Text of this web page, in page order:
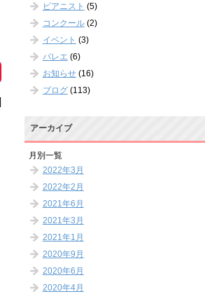
ピアニスト (5)
コンクール(2)
イベント (3)
バレエ (6)
お知らせ(16)
ブログ(113)
アーカイブ
月別一覧
2022年3月
2022年2月
2021年6月
2021年3月
2021年1月
2020年9月
2020年6月
2020年4月